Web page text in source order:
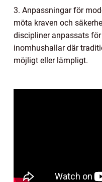
3. Anpassningar för
möta kraven och
discipliner anpassats
inomhushallar där
möjligt eller lämpligt.